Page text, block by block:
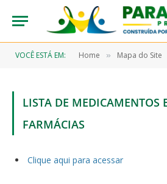
VOCÊ ESTÁ EM: Home » Mapa do Site
LISTA DE MEDICAMENTOS
FARMÁCIAS
Clique aqui para acessar